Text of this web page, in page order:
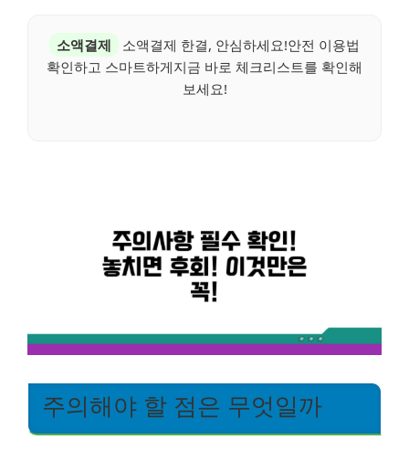
소액결제
소액결제 한결, 안심하세요!안전 이용법
확인하고 스마트하게지금 바로 체크리스트를 확인해
보세요!
주의해야 할 점은 무엇일까